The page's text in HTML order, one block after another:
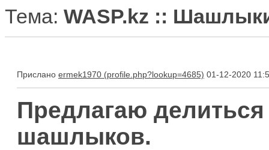
Тема: WASP.kz ::
Прислано ermek1970 01-12-2020
Предлагаю
шашлыков.